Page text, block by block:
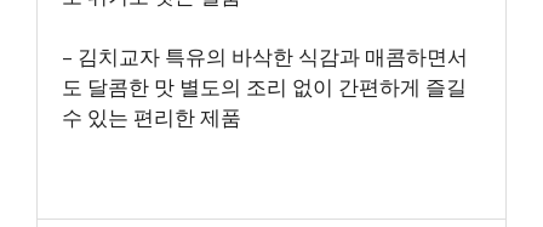
– 김치교자 특유의 바삭한 식감과 매콤하면서
도 달콤한 맛 별도의 조리 없이 간편하게 즐길
수 있는 편리한 제품